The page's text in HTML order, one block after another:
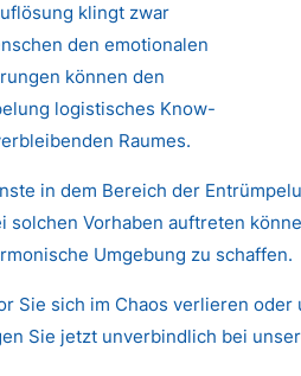
klingt zwar
den emotionalen
können den
logistisches Know-
Raumes.
in dem Bereich der
Vorhaben auftreten
Umgebung zu schaffen.
Sie sich im Chaos verlieren
Sie jetzt unverbindlich bei